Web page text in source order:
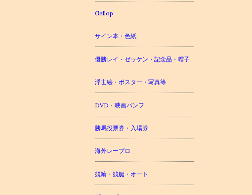
Gallop
サイン本・色紙
優勝レイ・ゼッケン・記念品・帽子
浮世絵・ポスター・写真等
DVD・映画パンフ
勝馬投票券・入場券
海外レープロ
競輪・競艇・オート